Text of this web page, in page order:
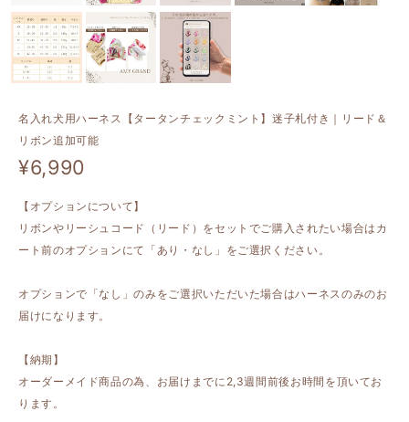
名入れ犬用ハーネス【タータンチェックミント】迷子札付き｜リード＆
リボン追加可能
¥6,990
【オプションについて】
リボンやリーシュコード（リード）をセットでご購入されたい場合はカ
ート前のオプションにて「あり・なし」をご選択ください。
オプションで「なし」のみをご選択いただいた場合はハーネスのみのお
届けになります。
【納期】
オーダーメイド商品の為、お届けまでに2,3週間前後お時間を頂いてお
ります。